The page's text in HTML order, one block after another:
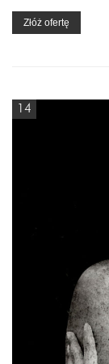
Złóż ofertę
14